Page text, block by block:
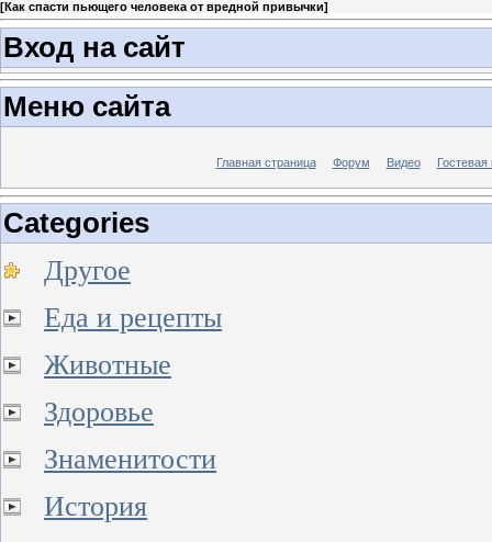
[Как спасти пьющего человека от вредной привычки]
Вход на сайт
Меню сайта
Главная страница Форум Видео Гостевая
Categories
Другое
Еда и рецепты
Животные
Здоровье
Знаменитости
История